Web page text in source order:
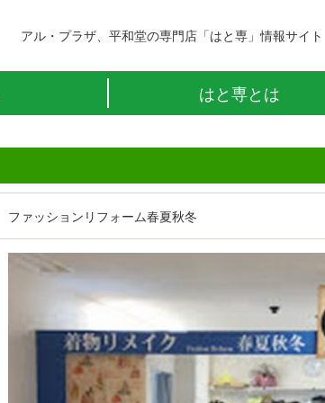
アル・プラザ、平和堂の専門店「はと専」情報サイト
はと専とは
ファッションリフォーム春夏秋冬